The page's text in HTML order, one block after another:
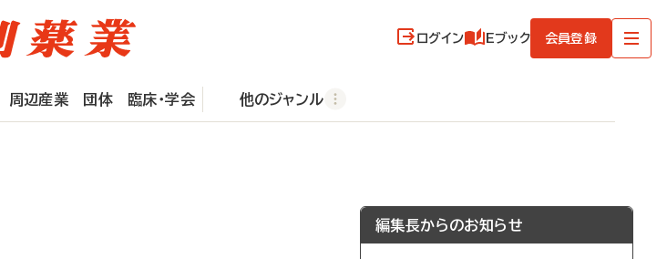
ログイン Eブック 会員登録
周辺産業 団体 臨床・学会 他のジャンル
編集長からのお知らせ